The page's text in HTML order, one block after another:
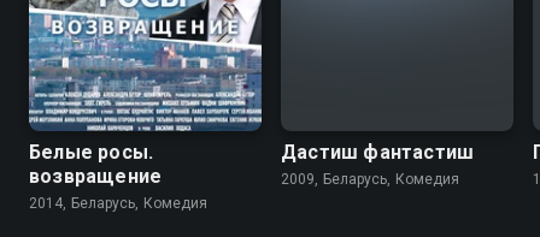
5.2
Белые росы.
возвращение
2014, Беларусь, Комедия
Дастиш фантастиш
2009, Беларусь, Комедия